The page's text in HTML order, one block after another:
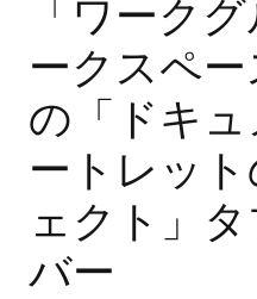
「ワーク
ークスペ
の「ドキ
ートレッ
ェクト」
バー